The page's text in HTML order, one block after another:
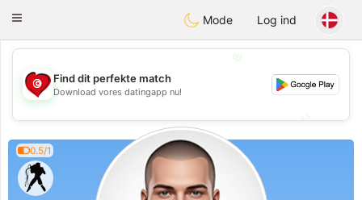
Tunisia Dating
Toggle
Mode Log ind
💖
💕
Find dit perfekte match
Download vores datingapp nu!
0.5/1